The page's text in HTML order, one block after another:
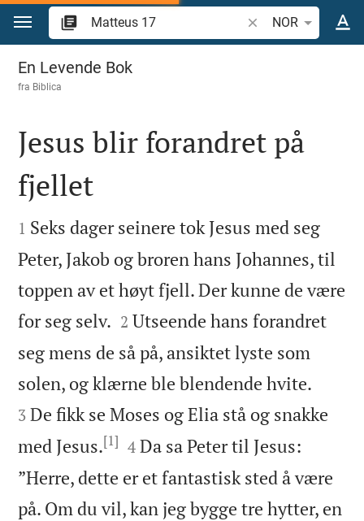
Skift til innhold
Søk bibelvers eller
NOR
Matteus 17
En Levende Bok
fra Biblica

Jesus blir forandret på
fjellet

1 Seks dager seinere tok Jesus med seg
Peter, Jakob og broren hans Johannes, til
toppen av et høyt fjell. Der kunne de være
for seg selv. 

2 Utseende hans forandret
seg mens de så på, ansiktet lyste som
solen, og klærne ble blendende hvite.
3 De fikk se Moses og Elia stå og snakke
med Jesus.[1] 

4 Da sa Peter til Jesus:
”Herre, dette er et fantastisk sted å være
på. Om du vil, kan jeg bygge tre hytter, en